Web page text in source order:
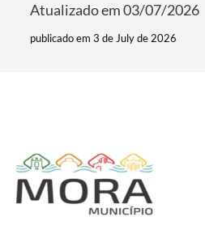
Atualizado em 03/07/2026
publicado em 3 de July de 2026